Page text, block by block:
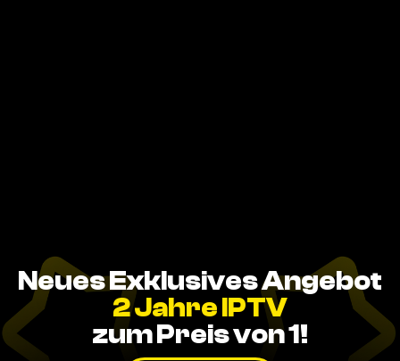
Neues Exklusives Angebot
2 Jahre IPTV
zum Preis von 1!